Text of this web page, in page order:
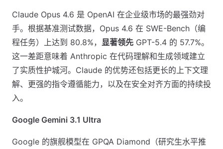
Claude Opus 4.6 是 OpenAI 在企业级市场的最强劲对
手。根据基准测试数据，Opus 4.6 在 SWE-Bench（编
程任务）上达到 80.8%， 显著领先 GPT-5.4 的 57.7%。
这一差距意味着 Anthropic 在代码理解和生成领域建立
了实质性护城河。Claude 的优势还包括更长的上下文理
解、更强的指令遵循能力，以及在安全对齐方面的持续投
入。
Google Gemini 3.1 Ultra
Google 的旗舰模型在 GPQA Diamond（研究生水平推